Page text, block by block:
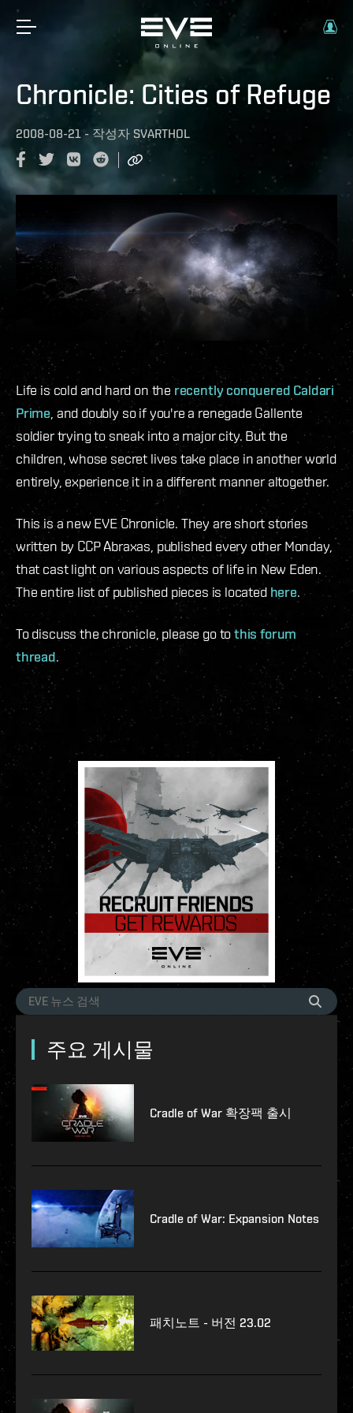
Chronicle: Cities of Refuge
2008-08-21 - 작성자 SVARTHOL
Life is cold and hard on the recently conquered Caldari
Prime, and doubly so if you're a renegade Gallente
soldier trying to sneak into a major city. But the
children, whose secret lives take place in another world
entirely, experience it in a different manner altogether.
This is a new EVE Chronicle. They are short stories
written by CCP Abraxas, published every other Monday,
that cast light on various aspects of life in New Eden.
The entire list of published pieces is located here.
To discuss the chronicle, please go tothis forum
thread.
주요 게시물
Cradle of War 확장팩 출시
Cradle of War: Expansion Notes
패치노트 - 버전 23.02